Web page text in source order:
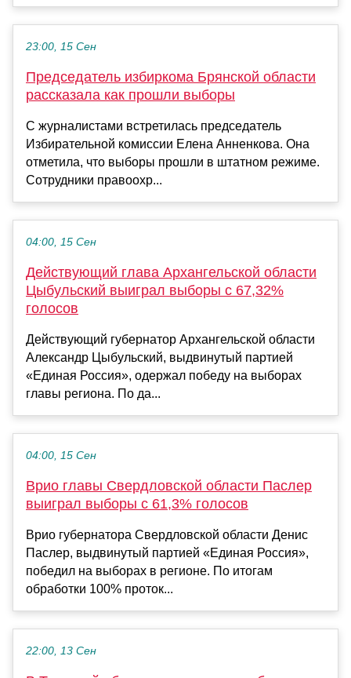
23:00, 15 Сен
Председатель избиркома Брянской области
рассказала как прошли выборы
С журналистами встретилась председатель
Избирательной комиссии Елена Анненкова. Она
отметила, что выборы прошли в штатном режиме.
Сотрудники правоохр...
04:00, 15 Сен
Действующий глава Архангельской области
Цыбульский выиграл выборы с 67,32%
голосов
Действующий губернатор Архангельской области
Александр Цыбульский, выдвинутый партией
«Единая Россия», одержал победу на выборах
главы региона. По да...
04:00, 15 Сен
Врио главы Свердловской области Паслер
выиграл выборы с 61,3% голосов
Врио губернатора Свердловской области Денис
Паслер, выдвинутый партией «Единая Россия»,
победил на выборах в регионе. По итогам
обработки 100% проток...
22:00, 13 Сен